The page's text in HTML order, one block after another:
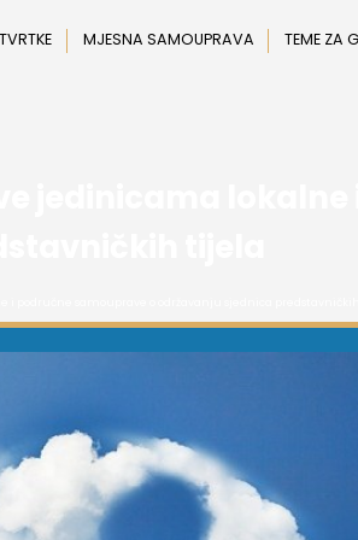
MJESNA SAMOUPRAVA TEME ZA